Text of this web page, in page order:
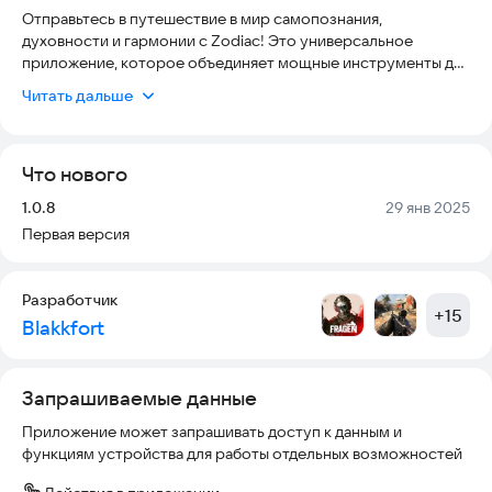
Отправьтесь в путешествие в мир самопознания,
духовности и гармонии с Zodiac! Это универсальное
приложение, которое объединяет мощные инструменты для
Откройте для себя мудрость карт Таро с персональными
поможет вам разобраться в жизненных ситуациях и принять
правильные решения.
Следите за движением звёзд! Получайте персональные
астрологические прогнозы — от Овна до Рыб. Узнавайте
Лунный календарь:
Отслеживайте фазы Луны и используйте их энергию во
благо! Узнайте, как различные лунные фазы влияют на ваши
эмоции, поступки и важные события. Новолуния,
Читать дальше
Что нового
Версия:
1.0.8 Дата:
29 янв 2025
Первая версия
Разработчик
Blakkfort +15
Запрашиваемые данные
Приложение может запрашивать доступ к данным и
функциям устройства для работы отдельных возможностей